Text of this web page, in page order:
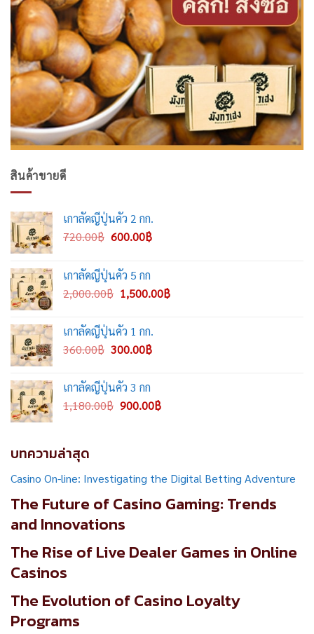
สินค้าขายดี
เกาลัดญี่ปุ่นคั่ว 2 กก.
720.00฿ Original
was:
720.00฿.
600.00฿Current
เกาลัดญี่ปุ่นคั่ว 5 กก
2,000.00฿ Original
was:
2,000.00฿.
1,500.00฿Current
เกาลัดญี่ปุ่นคั่ว 1 กก.
360.00฿ Original
was:
360.00฿.
300.00฿Current
เกาลัดญี่ปุ่นคั่ว 3 กก
1,180.00฿ Original
900.00฿Current
บทความล่าสุด
Casino On-line: Investigating the Digital Betting Adventure
The Future of Casino Gaming: Trends
and Innovations
The Rise of Live Dealer Games in Online
Casinos
The Evolution of Casino Loyalty
Programs